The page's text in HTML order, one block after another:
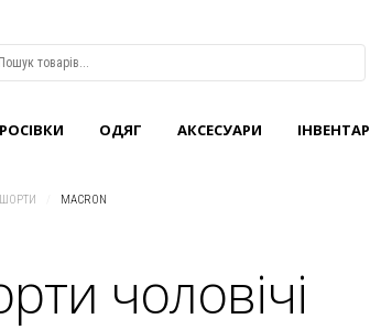
ОДЯГ АКСЕСУАРИ ІНВЕНТАР
MACRON
чоловічі